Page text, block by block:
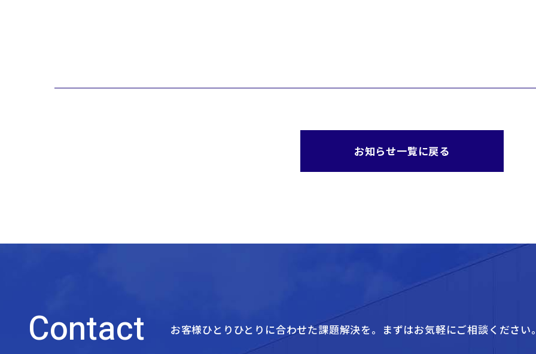
お知らせ一覧に戻る
Contact お客様ひとりひとりに合わせた課題解決を。 まずはお気軽にご相談ください